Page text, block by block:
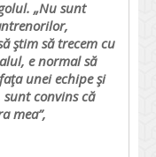
„Nu sunt
ştim să trecem cu
e normal să
unei echipe şi
convins că
mea”,